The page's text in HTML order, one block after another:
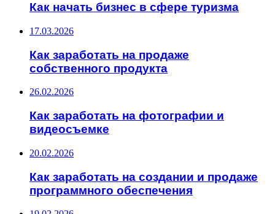
Как начать бизнес в сфере туризма
17.03.2026
Как заработать на продаже
собственного продукта
26.02.2026
Как заработать на фотографии и
видеосъемке
20.02.2026
Как заработать на создании и продаже
программного обеспечения